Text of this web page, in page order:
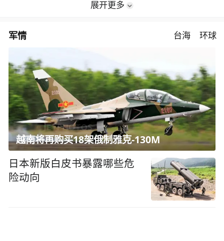
展开更多
军情 台海 环球
越南将再购买18架俄制雅克-130M
日本新版白皮书暴露哪些危
险动向